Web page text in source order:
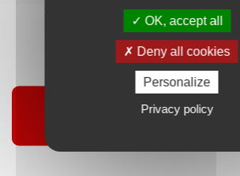
Contactez-moi
Suivre
OK, accept all
Deny all cookies
Personalize
Privacy policy